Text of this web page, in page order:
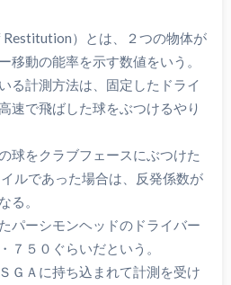
）とは、２つの物体が
移動の能率を示す数値をいう。
る計測方法は、固定したドライ
速で飛ばした球をぶつけるやり
球をクラブフェースにぶつけた
ルであった場合は、反発係数が
る。
パーシモンヘッドのドライバー
７５０ぐらいだという。
ＧＡに持ち込まれて計測を受け